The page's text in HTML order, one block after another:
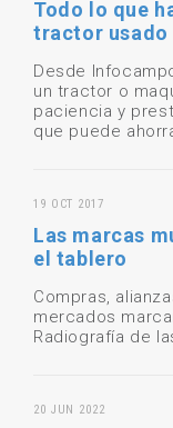
Todo lo que
tractor usado
Desde
un tractor o
paciencia y
que puede
19 OCT 2017
Las marcas
el tablero
Compras,
mercados
Radiografía de
20 JUN 2022